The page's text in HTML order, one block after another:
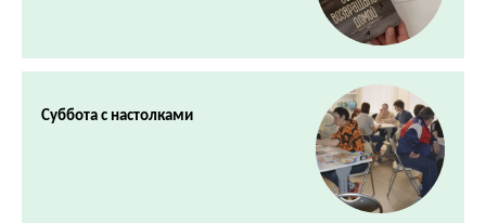
Суббота с настолками